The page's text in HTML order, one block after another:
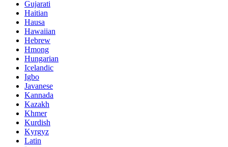
Gujarati
Haitian
Hausa
Hawaiian
Hebrew
Hmong
Hungarian
Icelandic
Igbo
Javanese
Kannada
Kazakh
Khmer
Kurdish
Kyrgyz
Latin